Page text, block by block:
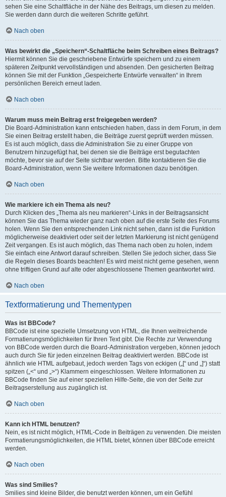
sehen Sie eine Schaltfläche in der Nähe des Beitrags, um diesen zu melden.
Sie werden dann durch die weiteren Schritte geführt.
Nach oben
Was bewirkt die „Speichern“-Schaltfläche beim Schreiben eines Beitrags?
Hiermit können Sie die geschriebene Entwürfe speichern und zu einem
späteren Zeitpunkt vervollständigen und absenden. Den gesicherten Beitrag
können Sie mit der Funktion „Gespeicherte Entwürfe verwalten“ in Ihrem
persönlichen Bereich erneut laden.
Nach oben
Warum muss mein Beitrag erst freigegeben werden?
Die Board-Administration kann entschieden haben, dass in dem Forum, in dem
Sie einen Beitrag erstellt haben, die Beiträge zuerst geprüft werden müssen.
Es ist auch möglich, dass die Administration Sie zu einer Gruppe von
Benutzern hinzugefügt hat, bei denen sie die Beiträge erst begutachten
möchte, bevor sie auf der Seite sichtbar werden. Bitte kontaktieren Sie die
Board-Administration, wenn Sie weitere Informationen dazu benötigen.
Nach oben
Wie markiere ich ein Thema als neu?
Durch Klicken des „Thema als neu markieren“-Links in der Beitragsansicht
können Sie das Thema wieder ganz nach oben auf die erste Seite des Forums
holen. Wenn Sie den entsprechenden Link nicht sehen, dann ist die Funktion
möglicherweise deaktiviert oder seit der letzten Markierung ist nicht genügend
Zeit vergangen. Es ist auch möglich, das Thema nach oben zu holen, indem
Sie einfach eine Antwort darauf schreiben. Stellen Sie jedoch sicher, dass Sie
die Regeln dieses Boards beachten! Es wird meist nicht gerne gesehen, wenn
ohne triftigen Grund auf alte oder abgeschlossene Themen geantwortet wird.
Nach oben
Textformatierung und Thementypen
Was ist BBCode?
BBCode ist eine spezielle Umsetzung von HTML, die Ihnen weitreichende
Formatierungsmöglichkeiten für Ihren Text gibt. Die Rechte zur Verwendung
von BBCode werden durch die Board-Administration vergeben, können jedoch
auch durch Sie für jeden einzelnen Beitrag deaktiviert werden. BBCode ist
ähnlich wie HTML aufgebaut, jedoch werden Tags von eckigen („[“ und „]“) statt
spitzen („<“ und „>“) Klammern eingeschlossen. Weitere Informationen zu
BBCode finden Sie auf einer speziellen Hilfe-Seite, die von der Seite zur
Beitragserstellung aus zugänglich ist.
Nach oben
Kann ich HTML benutzen?
Nein, es ist nicht möglich, HTML-Code in Beiträgen zu verwenden. Die meisten
Formatierungsmöglichkeiten, die HTML bietet, können über BBCode erreicht
werden.
Nach oben
Was sind Smilies?
Smilies sind kleine Bilder, die benutzt werden können, um ein Gefühl